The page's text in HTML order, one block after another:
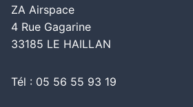
ZA Airspace
4 Rue Gagarine
33185 LE HAILLAN
Tél : 05 56 55 93 19